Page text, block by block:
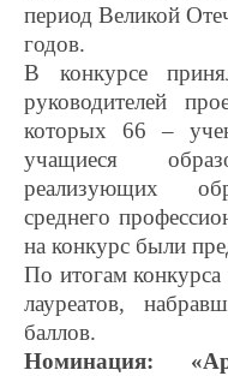
период Великой
годов.
В конкурсе
руководителей
которых 66 –
учащиеся
реализующих
среднего
на конкурс были
По итогам конкурса
лауреатов,
баллов.
Номинация: